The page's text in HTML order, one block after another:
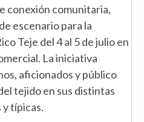
conexión comunitaria,
escenario para la
Teje del 4 al 5 de julio en
La iniciativa
aficionados y público
tejido en sus distintas
y típicas.